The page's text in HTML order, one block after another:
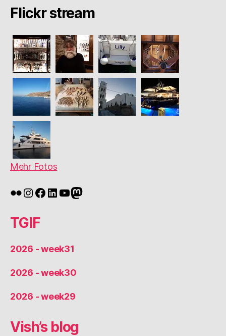
Flickr stream
Mehr Fotos
Flickr
Instagram
Facebook
LinkedIn
YouTube
Mastodon
TGIF
2026 - week31
2026 - week30
2026 - week29
Vish’s blog